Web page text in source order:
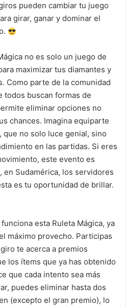
pueden cambiar tu juego
girar, ganar y dominar el
no es solo un juego de
maximizar tus diamantes y
Como parte de la comunidad
todos buscan formas de
eliminar opciones no
chances. Imagina equiparte
que no solo luce genial, sino
en las partidas. Si eres
este evento es
en Sudamérica, los servidores
es tu oportunidad de brillar.
esta Ruleta Mágica, ya
máximo provecho. Participas
te acerca a premios
los ítems que ya has obtenido
que cada intento sea más
puedes eliminar hasta dos
(excepto el gran premio), lo